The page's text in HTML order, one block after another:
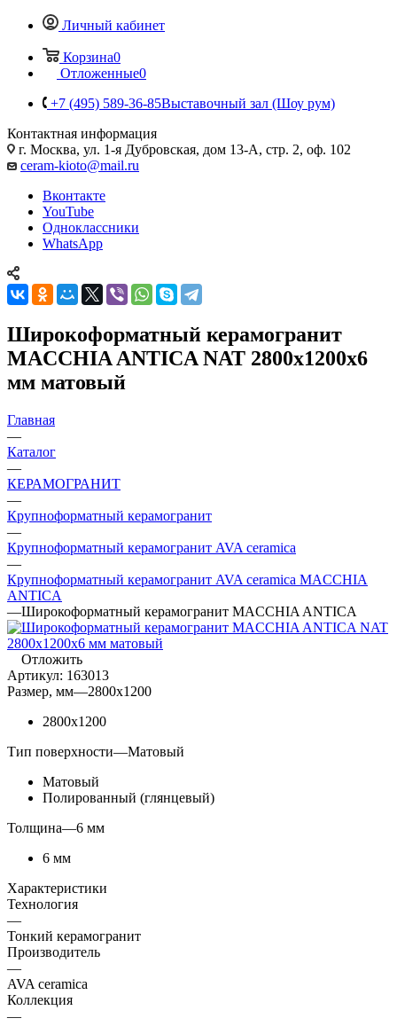
Личный кабинет
Корзина0
Отложенные0
+7 (495) 589-36-85Выставочный зал (Шоу рум)
Контактная информация
г. Москва, ул. 1-я Дубровская, дом 13-А, стр. 2, оф. 102
ceram-kioto@mail.ru
Вконтакте
YouTube
Одноклассники
WhatsApp
Широкоформатный керамогранит
MACCHIA ANTICA NAT 2800x1200x6
мм матовый
Главная
—
Каталог
—
КЕРАМОГРАНИТ
—
Крупноформатный керамогранит
—
Крупноформатный керамогранит AVA ceramica
—
Крупноформатный керамогранит AVA ceramica MACCHIA
ANTICA
—Широкоформатный керамогранит MACCHIA ANTICA
Отложить
Артикул: 163013
Размер, мм—2800x1200
2800x1200
Тип поверхности—Матовый
Матовый
Полированный (глянцевый)
Толщина—6 мм
6 мм
Характеристики
Технология
—
Тонкий керамогранит
Производитель
—
AVA ceramica
Коллекция
—